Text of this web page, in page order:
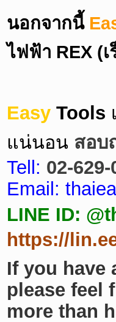
นอกจากนี้
ไฟฟ้า REX (
Easy Tools
แน่นอน สอบ
Tell: 02-629-
Email:
LINE ID:
https://
If you have
please feel
more than